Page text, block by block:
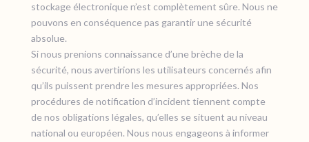
stockage électronique n’est complètement sûre. Nous ne
pouvons en conséquence pas garantir une sécurité
absolue.
Si nous prenions connaissance d’une brèche de la
sécurité, nous avertirions les utilisateurs concernés afin
qu’ils puissent prendre les mesures appropriées. Nos
procédures de notification d’incident tiennent compte
de nos obligations légales, qu’elles se situent au niveau
national ou européen. Nous nous engageons à informer